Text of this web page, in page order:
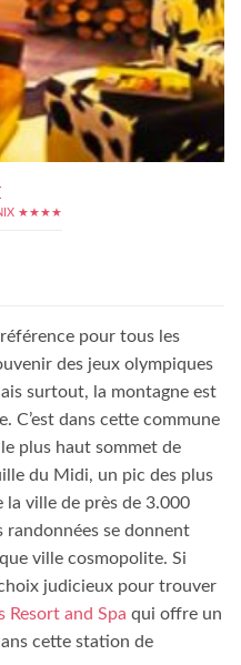
★★★★
pour tous les
des jeux olympiques
surtout, la montagne est
C’est dans cette commune
plus haut sommet de
du Midi, un pic des plus
ville de près de 3.000
randonnées se donnent
ville cosmopolite. Si
judicieux pour trouver
Resort and Spa qui offre un
cette station de